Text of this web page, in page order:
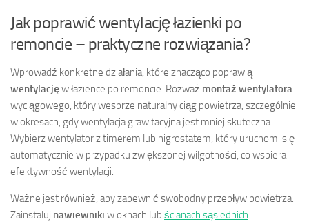
Jak poprawić wentylację łazienki po
remoncie – praktyczne rozwiązania?
Wprowadź konkretne działania, które znacząco poprawią
wentylacjęw łazience po remoncie. Rozważ montaż wentylatora
wyciągowego, który wesprze naturalny ciąg powietrza, szczególnie
w okresach, gdy wentylacja grawitacyjna jest mniej skuteczna.
Wybierz wentylator z timerem lub higrostatem, który uruchomi się
automatycznie w przypadku zwiększonej wilgotności, co wspiera
efektywność wentylacji.
Ważne jest również, aby zapewnić swobodny przepływ powietrza.
Zainstaluj nawiewniki w oknach lub ścianach sąsiednich